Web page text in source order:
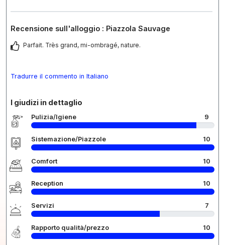
Recensione sull'alloggio : Piazzola Sauvage
Parfait. Très grand, mi-ombragé, nature.
Tradurre il commento in Italiano
I giudizi in dettaglio
Pulizia/Igiene 9
Sistemazione/Piazzole 10
Comfort 10
Reception 10
Servizi 7
Rapporto qualità/prezzo 10